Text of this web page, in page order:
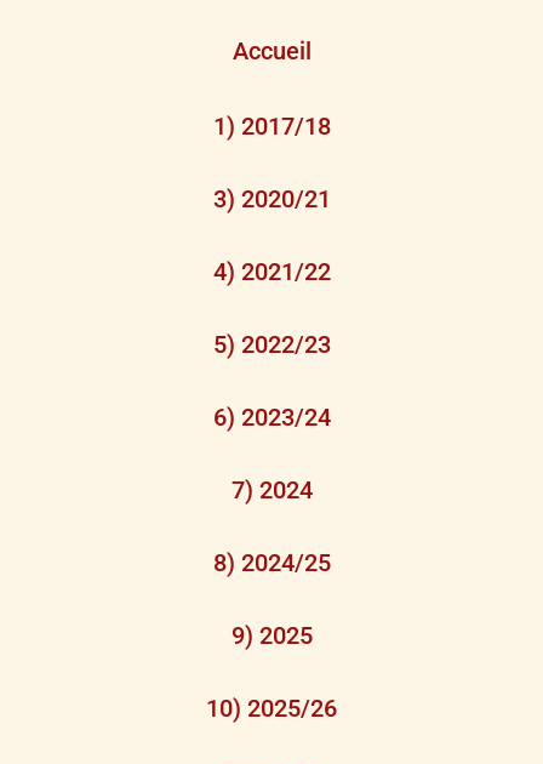
Accueil
1) 2017/18
3) 2020/21
4) 2021/22
5) 2022/23
6) 2023/24
7) 2024
8) 2024/25
9) 2025
10) 2025/26